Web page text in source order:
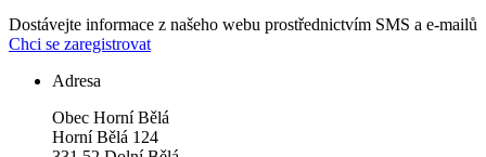
Dostávejte informace z našeho webu prostřednictvím SMS a e-mailů
Chci se zaregistrovat
Adresa
Obec Horní Bělá
Horní Bělá 124